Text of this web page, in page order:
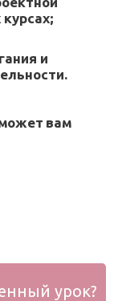
и
вам
урок?